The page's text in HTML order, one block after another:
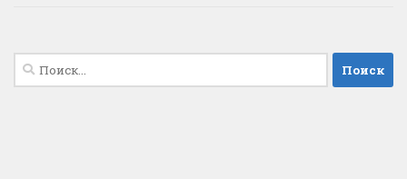
Найти: